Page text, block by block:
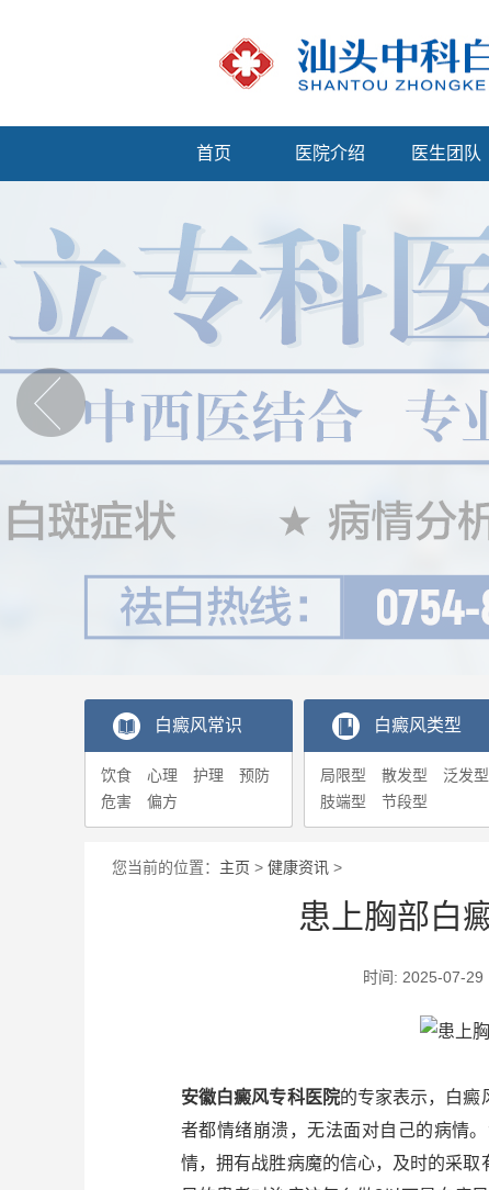
首页 医院介绍 医生团队
白癜风常识
饮食 心理 护理
预防
危害
偏方
白癜风类型
局限型 散发型
泛发型
肢端型
节段型
您当前的位置： 主页 > 健康资讯 >
患上胸部白
时间: 2025-07-
安徽白癜风专科医院的专家表示，白癜
者都情绪崩溃，无法面对自己的病情
情，拥有战胜病魔的信心，及时的采